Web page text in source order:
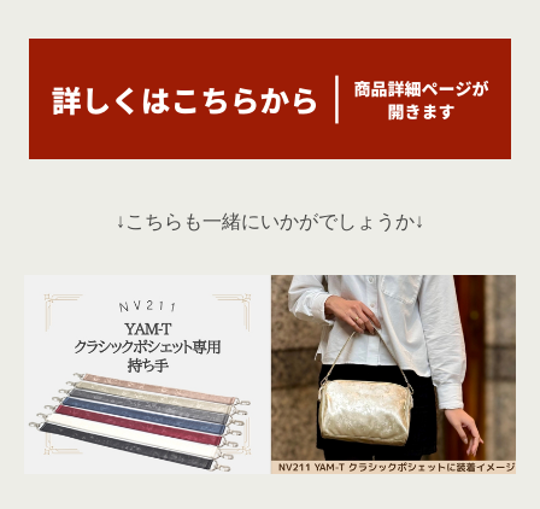
↓こちらも一緒にいかがでしょうか↓